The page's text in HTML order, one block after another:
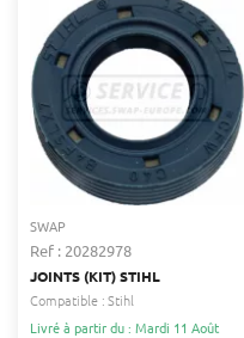
SWAP
Ref : 20282978
JOINTS (KIT) STIHL
Compatible :Stihl
Livré à partir du : Mardi 11 Août